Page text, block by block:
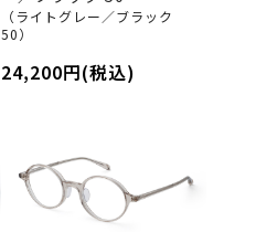
（ライトグレー／ブラック
50）
24,200円(税込)